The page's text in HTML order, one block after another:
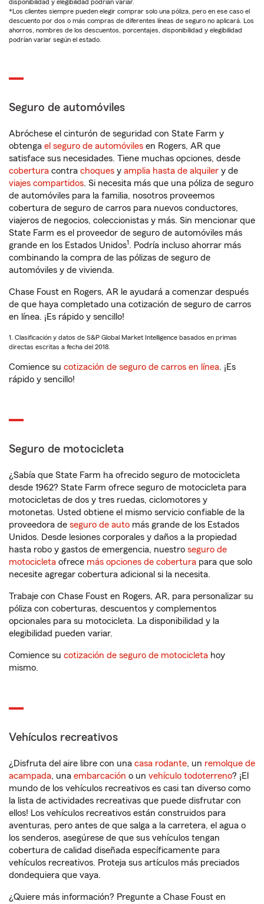
disponibilidad y elegibilidad podrían variar.
*Los clientes siempre pueden elegir comprar solo una póliza, pero en ese caso el
descuento por dos o más compras de diferentes líneas de seguro no aplicará. Los
ahorros, nombres de los descuentos, porcentajes, disponibilidad y elegibilidad
podrían variar según el estado.
Seguro de automóviles
Abróchese el cinturón de seguridad con State Farm y
obtenga el seguro de automóviles en Rogers, AR que
satisface sus necesidades. Tiene muchas opciones, desde
cobertura contra choques y amplia hasta de alquiler y de
viajes compartidos. Si necesita más que una póliza de seguro
de automóviles para la familia, nosotros proveemos
cobertura de seguro de carros para nuevos conductores,
viajeros de negocios, coleccionistas y más. Sin mencionar que
State Farm es el proveedor de seguro de automóviles más
grande en los Estados Unidos1 . Podría incluso ahorrar más
combinando la compra de las pólizas de seguro de
automóviles y de vivienda.
Chase Foust en Rogers, AR le ayudará a comenzar después
de que haya completado una cotización de seguro de carros
en línea. ¡Es rápido y sencillo!
1. Clasificación y datos de S&P Global Market Intelligence basados en primas
directas escritas a fecha del 2018.
Comience su cotización de seguro de carros en línea. ¡Es
rápido y sencillo!
Seguro de motocicleta
¿Sabía que State Farm ha ofrecido seguro de motocicleta
desde 1962? State Farm ofrece seguro de motocicleta para
motocicletas de dos y tres ruedas, ciclomotores y
motonetas. Usted obtiene el mismo servicio confiable de la
proveedora de seguro de auto más grande de los Estados
Unidos. Desde lesiones corporales y daños a la propiedad
hasta robo y gastos de emergencia, nuestro seguro de
motocicleta ofrece más opciones de cobertura para que solo
necesite agregar cobertura adicional si la necesita.
Trabaje con Chase Foust en Rogers, AR, para personalizar su
póliza con coberturas, descuentos y complementos
opcionales para su motocicleta. La disponibilidad y la
elegibilidad pueden variar.
Comience su cotización de seguro de motocicleta hoy
mismo.
Vehículos recreativos
¿Disfruta del aire libre con una casa rodante, un remolque de
acampada, una embarcación o un vehículo todoterreno? ¡El
mundo de los vehículos recreativos es casi tan diverso como
la lista de actividades recreativas que puede disfrutar con
ellos! Los vehículos recreativos están construidos para
aventuras, pero antes de que salga a la carretera, el agua o
los senderos, asegúrese de que sus vehículos tengan
cobertura de calidad diseñada específicamente para
vehículos recreativos. Proteja sus artículos más preciados
dondequiera que vaya.
¿Quiere más información? Pregunte a Chase Foust en